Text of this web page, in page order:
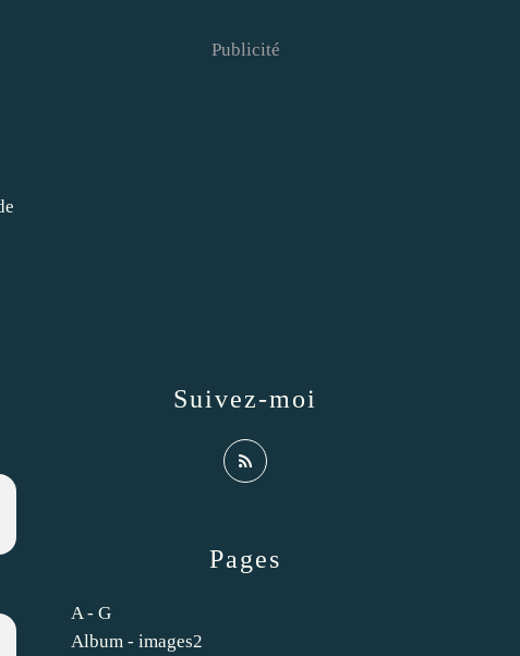
Pages
A - G
Album - images2
Suivez-moi
Publicité